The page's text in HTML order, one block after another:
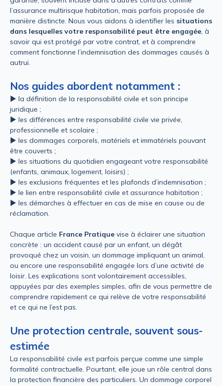
l’assurance multirisque habitation, mais parfois proposée de
manière distincte. Nous vous aidons à identifier les situations
dans lesquelles votre responsabilité peut être engagée, à
savoir qui est protégé par votre contrat, et à comprendre
comment fonctionne l’indemnisation des dommages causés à
autrui.
Nos guides abordent notamment :
► la définition de la responsabilité civile et son principe
juridique ;
► les différences entre responsabilité civile vie privée,
professionnelle et scolaire ;
► les dommages corporels, matériels et immatériels pouvant
être couverts ;
► les situations du quotidien engageant votre responsabilité
(enfants, animaux, logement, loisirs) ;
► les exclusions fréquentes et les plafonds d’indemnisation ;
► le lien entre responsabilité civile et assurance habitation ;
► les démarches à effectuer en cas de mise en cause ou de
réclamation.
Chaque article France Pratique vise à éclairer une situation
concrète : un accident causé par un enfant, un dégât
provoqué chez un voisin, un dommage impliquant un animal,
ou encore une responsabilité engagée lors d’une activité de
loisir. Les explications sont volontairement accessibles,
appuyées par des exemples simples, afin de vous permettre de
comprendre rapidement ce qui relève de votre responsabilité
et ce qui ne l’est pas.
Une protection centrale, souvent sous-
estimée
La responsabilité civile est parfois perçue comme une simple
formalité contractuelle. Pourtant, elle joue un rôle central dans
la protection financière des particuliers. Un dommage corporel